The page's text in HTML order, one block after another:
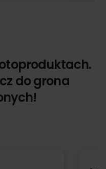
do grona